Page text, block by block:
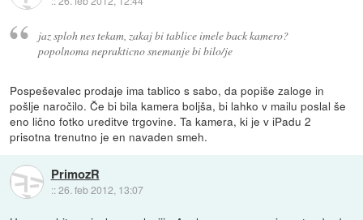
jaz sploh nes tekam, zakaj bi tablice imele back kamero?
popolnoma neprakticno snemanje bi bilo/je
Pospeševalec prodaje ima tablico s sabo, da popiše zaloge in
pošlje naročilo. Če bi bila kamera boljša, bi lahko v mailu poslal še
eno lično fotko ureditve trgovine. Ta kamera, ki je v iPadu 2
prisotna trenutno je en navaden smeh.
PrimozR
::26. feb 2012, 13:07